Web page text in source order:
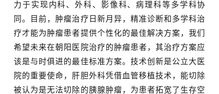
力于实现内科、外科、影像科、病理科等多学科协
同。目前，肿瘤治疗日新月异，精准诊断和多学科治
疗才能为肿瘤患者提供个性化的最佳解决方案，我们
希望未来在朝阳医院治疗的肿瘤患者，其治疗方案应
该是与时俱进的最佳标准方案。技术创新是公立大医
院的重要使命，肝胆外科凭借血管移植技术，能切除
被认为是无法切除的胰腺肿瘤，为患者拓宽了生存空